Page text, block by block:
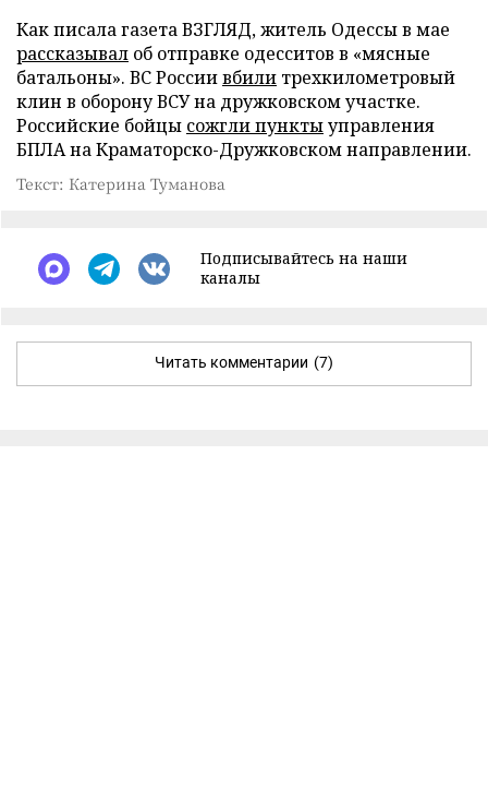
Как писала газета ВЗГЛЯД, житель Одессы в мае
рассказывал об отправке одесситов в «мясные
батальоны». ВС Россиивбили трехкилометровый
клин в оборону ВСУ на дружковском участке.
Российские бойцы сожгли пунктыуправления
БПЛА на Краматорско-Дружковском направлении.
Текст: Катерина Туманова
Подписывайтесь на наши
каналы
Читать комментарии (7)